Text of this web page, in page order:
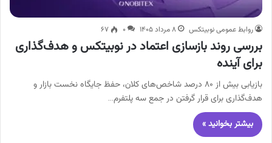
روابط عمومی نوبیتکس ۸ مرداد ۱۴۰۵ ۰ ۶۷
بررسی روند بازسازی اعتماد در نوبیتکس و هدف‌گذاری
برای آینده
بازیابی بیش از ۸۰ درصد شاخص‌های کلان، حفظ جایگاه نخست بازار و
هدف‌گذاری برای قرار گرفتن در جمع سه پلتفرم…
بیشتر بخوانید »